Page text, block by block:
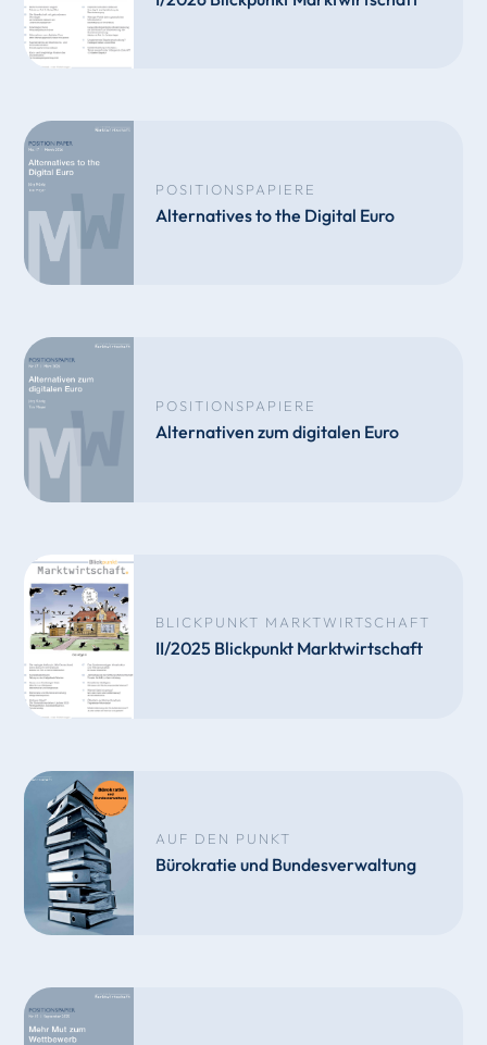
POSITIONSPAPIERE
Alternatives to the Digital Euro
POSITIONSPAPIERE
Alternativen zum digitalen Euro
BLICKPUNKT MARKTWIRTSCHAFT
II/2025 Blickpunkt Marktwirtschaft
AUF DEN PUNKT
Bürokratie und Bundesverwaltung